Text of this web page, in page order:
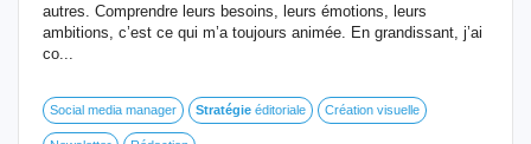
autres. Comprendre leurs besoins, leurs émotions, leurs
ambitions, c’est ce qui m’a toujours animée. En grandissant, j’ai
co...
Social media manager Stratégie éditoriale Création visuelle